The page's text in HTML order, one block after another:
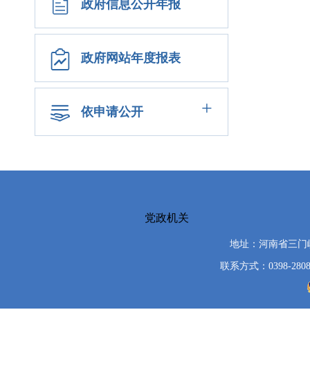
政府信息公开年报
政府网站年度报表
依申请公开 +
党政机关
地址：河南省三
联系方式：0398-